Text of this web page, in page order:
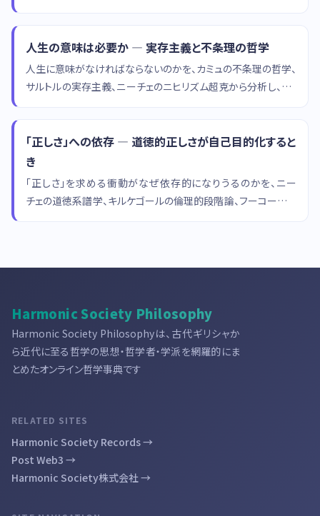
人生の意味は必要か — 実存主義と不条理の哲学
人生に意味がなければならないのかを、カミュの不条理の哲学、
サルトルの実存主義、ニーチェのニヒリズム超克から分析し、「意
「正しさ」への依存 — 道徳的正しさが自己目的化すると
き
「正しさ」を求める衝動がなぜ依存的になりうるのかを、ニー
チェの道徳系譜学、キルケゴールの倫理的段階論、フーコーの告
Harmonic Society Philosophy
Harmonic Society Philosophyは、古代ギリシャか
ら近代に至る哲学の思想・哲学者・学派を網羅的にま
とめたオンライン哲学事典です
RELATED SITES
Harmonic Society Records →
Post Web3 →
Harmonic Society株式会社 →